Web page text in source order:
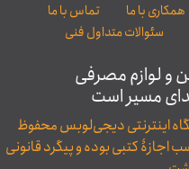
همکاری با ما
تماس با ما
سئوالات متداول فنی
و لوازم مصرفی
مسیر است
فروشگاه اینترنتی دیجی‌لوبس محفوظ
اجازۀ کتبی بوده و پیگرد قانونی